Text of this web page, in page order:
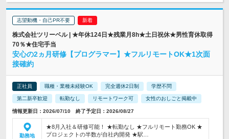
志望動機・自己PR不要
株式会社ツリーベル | ★年休124日★残業月8h★土日祝休★男性育休取得
70％★住宅手当
安心の2ヵ月研修【プログラマー】★フルリモートOK★1次面
接確約
正社員 職種・業種未経験OK 完全週休2日制 学歴不問
第二新卒歓迎 転勤なし リモートワーク可 女性のおしごと掲載中
情報更新日：2026/07/10 終了予定日：2026/08/27
勤務地
★8月入社＆研修可能！ ★転勤なし ★フルリモート勤務OK ★
プロジェクトの半数が自社内開発 ★駅…